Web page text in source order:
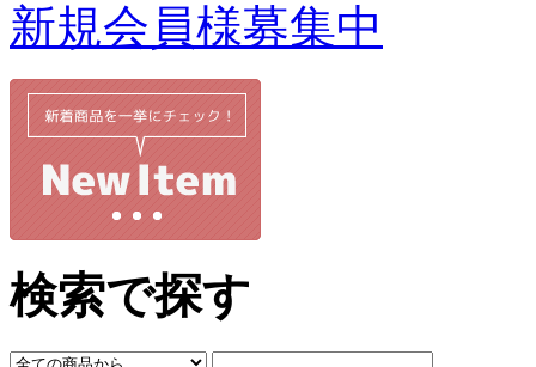
新規会員様募集中
検索で探す